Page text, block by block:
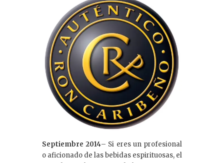
Septiembre 2014– Si eres un profesional
o aficionado de las bebidas espirituosas, el